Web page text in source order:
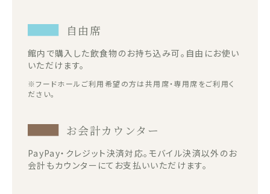
自由席
館内で購入した飲食物のお持ち込み可。自由にお使い
いただけます。
※フードホールご利用希望の方は共用席・専用席をご利用く
ださい。
お会計カウンター
PayPay・クレジット決済対応。モバイル決済以外のお
会計もカウンターにてお支払いいただけます。